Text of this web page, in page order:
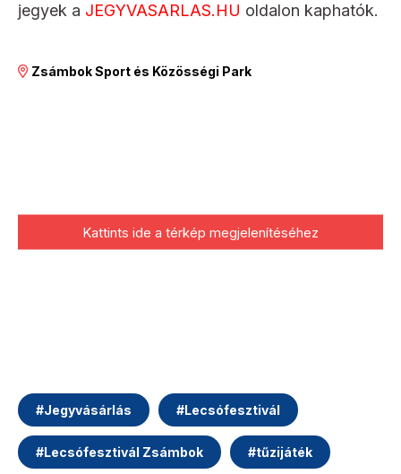
jegyek a JEGYVASARLAS.HU oldalon kaphatók.
Zsámbok Sport és Közösségi Park
Kattints ide a térkép megjelenítéséhez
#Jegyvásárlás #Lecsófesztivál
#Lecsófesztivál Zsámbok #tűzijáték